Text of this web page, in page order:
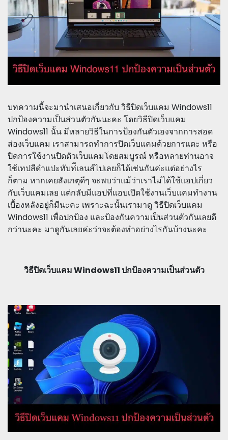
บทความนี้จะมานำเสนอเกี่ยวกับ วิธีปิดเว็บแคม Windows11
ปกป้องความเป็นส่วนตัวกันนะคะ โดยวิธีปิดเว็บแคม
Windows11 นั้น มีหลายวิธีในการป้องกันตัวเองจากการสอด
ส่องเว็บแคม เราสามารถทำการปิดเว็บแคมด้วยการแตะ หรือ
ปิดการใช้งานปิดตัวเว็บแคมโดยสมบูรณ์ หรือหลายท่านอาจ
ใช้เทปสีดำแปะทับท่ีเลนส์ไปเลยก็ได้เช่นกันค่ะแต่อย่างไร
ก็ตาม หากเคยสังเกตุดีๆ จะพบว่าแม้ว่าเราไม่ได้ใช้แอปเกี่ยว
กับเว็บแคมเลย แต่กลับมีแอปที่แอบเปิดใช้งานเว็บแคมทำงาน
เบื้องหลังอยู่ก็มีนะคะ เพราะฉะนั้นเรามาดู วิธีปิดเว็บแคม
Windows11 เพื่อปกป้อง และป้องกันความเป็นส่วนตัวกันเลยดี
กว่านะคะ มาดูกันเลยค่ะว่าจะต้องทำอย่างไรกันบ้างนะคะ
วิธีปิดเว็บแคม Windows11 ปกป้องความเป็นส่วนตัว